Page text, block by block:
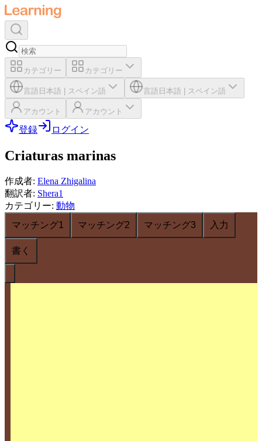
カテゴリー カテゴリー
言語 日本語 スペイン語 言語 日本語 スペイン語
アカウント アカウント
登録 ログイン
Criaturas marinas
作成者: Elena Zhigalina
翻訳者: Shera1
カテゴリー: 動物
マッチング1
マッチング2 マッチング3 入力
書く